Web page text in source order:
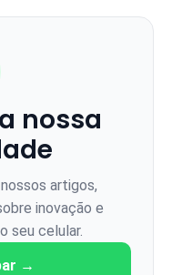
nossa
artigos,
inovação e
seu celular.
→